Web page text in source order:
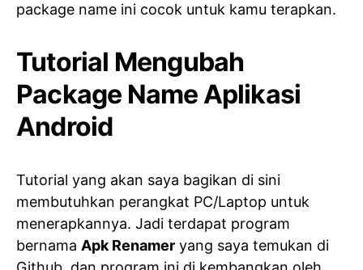
package name ini cocok untuk kamu terapkan.
Tutorial Mengubah
Package Name Aplikasi
Android
Tutorial yang akan saya bagikan di sini
membutuhkan perangkat PC/Laptop untuk
menerapkannya. Jadi terdapat program
bernama Apk Renamer yang saya temukan di